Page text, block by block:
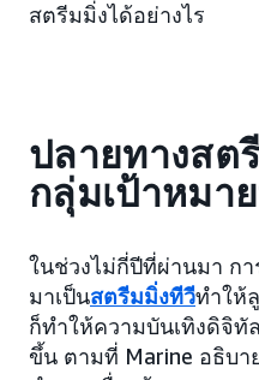
สตรีมมิ่งได้อย่างไร
ปลายทางสต
กลุ่มเป้าหมา
ในช่วงไม่กี่ปีที่ผ่านมา ก
มาเป็นสตรีมมิ่งทีวีทำให้
ก็ทำให้ความบันเทิงดิจิทั
ขึ้น ตามที่ Marine อธิบา